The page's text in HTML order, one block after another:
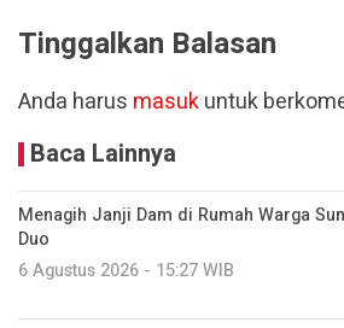
Tinggalkan Balasan
Anda harus masukuntuk
Baca Lainnya
Menagih Janji Dam di Rumah Warga
Duo
6 Agustus 2026 - 15:27 WIB